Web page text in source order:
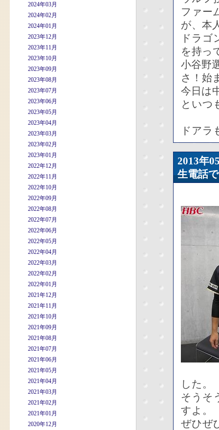
2024年03月
2024年02月
2024年01月
2023年12月
2023年11月
2023年10月
2023年09月
2023年08月
2023年07月
2023年06月
2023年05月
2023年04月
2023年03月
2023年02月
2023年01月
2022年12月
2022年11月
2022年10月
2022年09月
2022年08月
2022年07月
2022年06月
2022年05月
2022年04月
2022年03月
2022年02月
2022年01月
2021年12月
2021年11月
2021年10月
2021年09月
2021年08月
2021年07月
2021年06月
2021年05月
2021年04月
2021年03月
2021年02月
2021年01月
2020年12月
ファー
が、本
ドラゴ
を持っ
小谷野
さ！始
今日は
といつ
ドアラ
2013年
生電話
した。
そうそ
すよ。
ぜひぜ